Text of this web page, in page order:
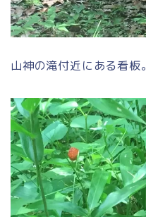
山神の滝付近にある看板。